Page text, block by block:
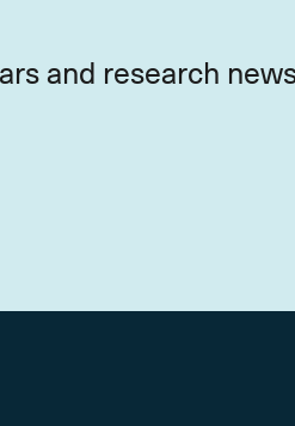
and research